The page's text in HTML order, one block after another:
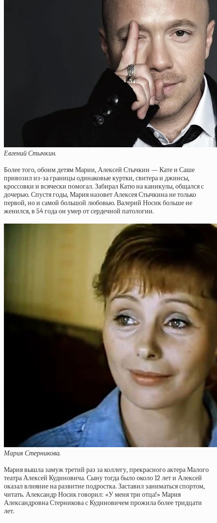
Евгений Стычкин.
Более того, обоим детям Марии, Алексей Стычкин — Кате и Саше
привозил из-за границы одинаковые куртки, свитера и джинсы,
кроссовки и всячески помогал. Забирал Катю на каникулы, общался с
дочерью. Спустя годы, Мария назовет Алексея Стычкина не только
первой, но и самой большой любовью. Валерий Носик больше не
женился, в 54 года он умер от сердечной патологии.
Мария Стерникова.
Мария вышла замуж третий раз за коллегу, прекрасного актера Малого
театра Алексей Кудиновича. Сыну тогда было около 12 лет и Алексей
оказал влияние на развитие подростка. Заставил заниматься спортом,
читать. Александр Носик говорил: «У меня три отца!» Мария
Александровна Стерникова с Кудиновичем прожила более тридцати
лет.